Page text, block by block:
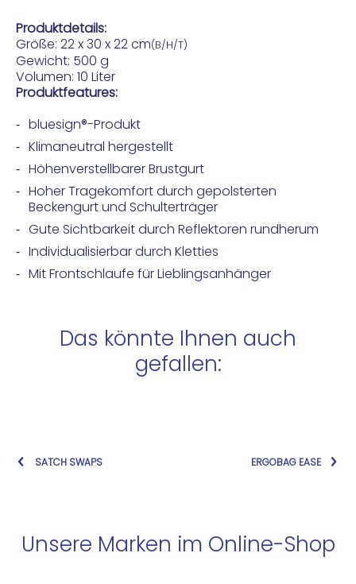
Produktdetails:
Größe: 22 x 30 x 22cm(B/H/T)
Gewicht: 500 g
Volumen: 10 Liter
Produktfeatures:
bluesign®-Produkt
Klimaneutral hergestellt
Höhenverstellbarer Brustgurt
Hoher Tragekomfort durch gepolsterten
Beckengurt und Schulterträger
Gute Sichtbarkeit durch Reflektoren rundherum
Individualisierbar durch Kletties
Mit Frontschlaufe für Lieblingsanhänger
Das könnte Ihnen auch
gefallen:
SATCH SWAPS ERGOBAG EASE
Unsere Marken im Online-Shop